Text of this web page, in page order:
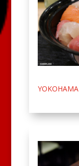
YOKOHAMA